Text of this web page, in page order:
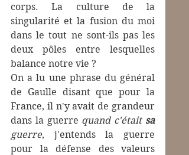
corps. La culture de la
singularité et la fusion du moi
dans le tout ne sont-ils pas les
deux pôles entre lesquelles
balance notre vie ?
On a lu une phrase du général
de Gaulle disant que pour la
France, il n'y avait de grandeur
dans la guerre quand c'était sa
guerre, j'entends la guerre
pour la défense des valeurs